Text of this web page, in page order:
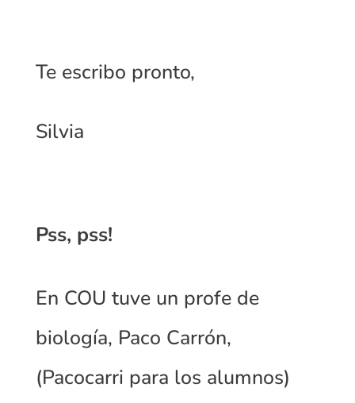
Te escribo pronto,
Silvia
Pss, pss!
En COU tuve un profe de
biología, Paco Carrón,
(Pacocarri para los alumnos)